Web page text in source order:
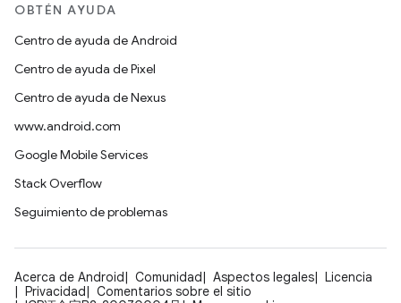
OBTÉN AYUDA
Centro de ayuda de Android
Centro de ayuda de Pixel
Centro de ayuda de Nexus
www.android.com
Google Mobile Services
Stack Overflow
Seguimiento de problemas
Acerca de Android Comunidad Aspectos legales
Licencia
Privacidad
Comentarios sobre el sitio